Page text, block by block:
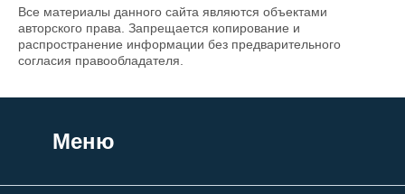
Все материалы данного сайта являются объектами
авторского права. Запрещается копирование и
распространение информации без предварительного
согласия правообладателя.
Меню